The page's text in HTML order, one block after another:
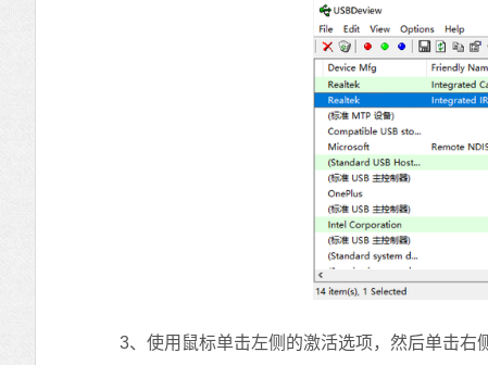
3、使用鼠标单击左侧的激活选项，然后单击右